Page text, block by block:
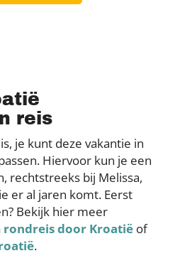
reis
je kunt deze vakantie in
Hiervoor kun je een
rechtstreeks bij Melissa,
er al jaren komt. Eerst
Bekijk hier meer
rondreis door Kroatië of
.